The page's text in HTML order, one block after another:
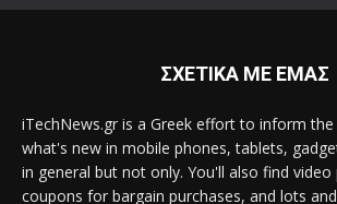
ΣΧΕΤΙΚΑ ΜΕ ΕΜΑΣ
iTechNews.gr is a Greek effort to inform
what's new in mobile phones, tablets,
in general but not only. You'll also find
coupons for bargain purchases, and lots